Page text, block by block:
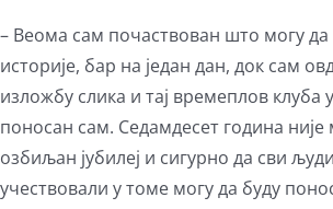
– Веома сам почаствован што могу
историје, бар на један дан, док сам
изложбу слика и тај времеплов клуба
поносан сам. Седамдесет година није
озбиљан јубилеј и сигурно да сви
учествовали у томе могу да буду